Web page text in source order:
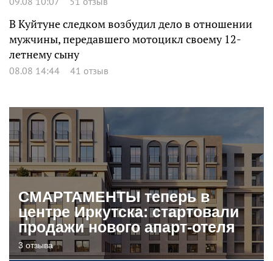
В Куйтуне следком возбудил дело в отношении
мужчины, передавшего мотоцикл своему 12-
летнему сыну
08.08 14:44 41 отзыв
СМАРТАМЕНТЫ теперь в
центре Иркутска: стартовали
продажи нового апарт-отеля
3 отзыва